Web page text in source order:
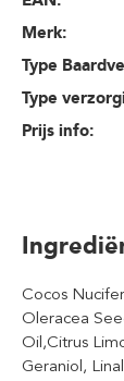
Merk:
Type
Type
Prijs info:
Cocos
Oleracea
Oil,Citrus
Geraniol,